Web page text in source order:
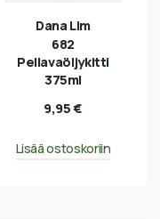
Dana Lim
682
Pellavaöljykitti
375ml
9,95€
Lisää ostoskoriin